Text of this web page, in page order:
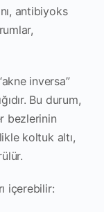
antibiyoks
inversa”
Bu durum,
bezlerinin
koltuk altı,
içerebilir: